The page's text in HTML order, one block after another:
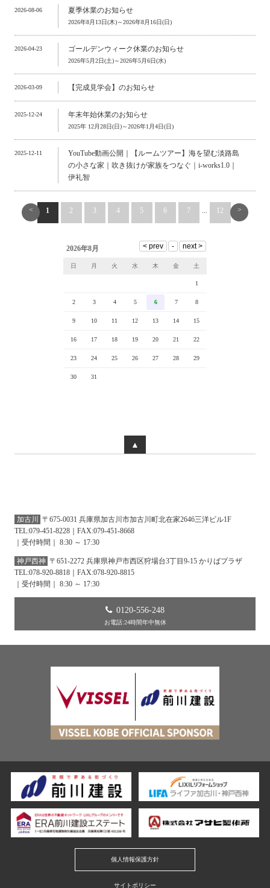
2026-08-06 夏季休業のお知らせ
2026年8月13日(木)～2026年8月16日(日)
2026-04-23 ゴールデンウィーク休業のお知らせ
2026年5月2日(土)～2026年5月6日(水)
2026-03-09 【完成見学会】のお知らせ
2025-12-24 年末年始休業のお知らせ
2025年 12月28日(日)～2026年1月4日(日)
2025-12-11
YouTube動画公開｜【ルームツアー】海を望む淡路島
の小さな家｜吹き抜けが家族をつなぐ｜i-works1.0｜
伊礼智
< 1 2 3 4 5 6 7 ... 12 >
2026年8月
日 月 火 水 木 金 土
1
2 3 4 5 6 7 8
9 10 11 12 13 14 15
16 17 18 19 20 21 22
23 24 25 26 27 28 29
30 31
▲
加古川
〒675-0031 兵庫県加古川市加古川町北在家2646三洋ビル1F
TEL:079-451-8228｜FAX:079-451-8668
｜受付時間｜ 8:30 ～ 17:30
神戸西神 〒651-2272 兵庫県神戸市西区狩場台3丁目9-15 かりばプラザ
TEL:078-920-8818｜FAX:078-920-8815
｜受付時間｜ 8:30 ～ 17:30
0120-556-248
お電話:24時間年中無休
個人情報保護方針
サイトポリシー